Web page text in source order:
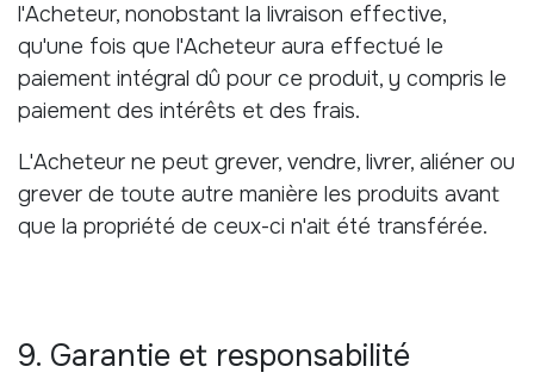
l'Acheteur, nonobstant la livraison effective,
qu'une fois que l'Acheteur aura effectué le
paiement intégral dû pour ce produit, y compris le
paiement des intérêts et des frais.
L'Acheteur ne peut grever, vendre, livrer, aliéner ou
grever de toute autre manière les produits avant
que la propriété de ceux-ci n'ait été transférée.
9. Garantie et responsabilité